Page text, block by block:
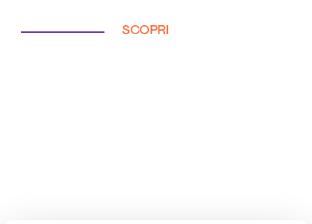
SCOPRI